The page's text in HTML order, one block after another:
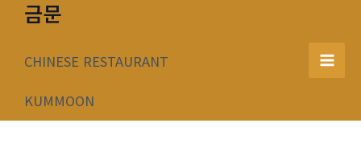
너
금문
CHINESE RESTAURANT
KUMMOON
Main